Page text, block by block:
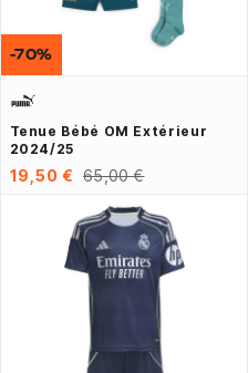
Tenue Bébé OM Extérieur
2024/25
19,50 € 65,00 €
-70%